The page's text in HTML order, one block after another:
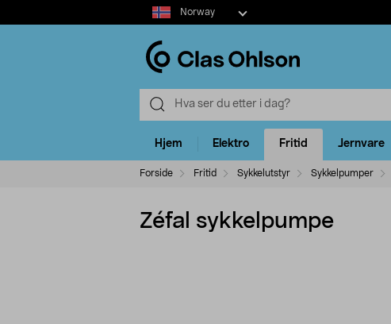
Select
market
Norway
Hjem Elektro Fritid Jernvare
Forside Fritid Sykkelutstyr Sykkelpumper
Zéfal sykkelpumpe